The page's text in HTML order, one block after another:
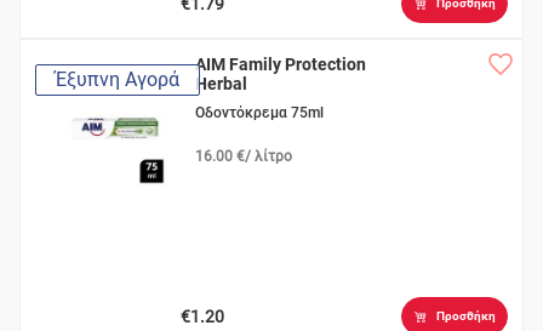
Προσθήκη
Έξυπνη Αγορά
AIM Family Protection
Herbal
Οδοντόκρεμα 75ml
16.00 €/ λίτρο
€1.20 Προσθήκη